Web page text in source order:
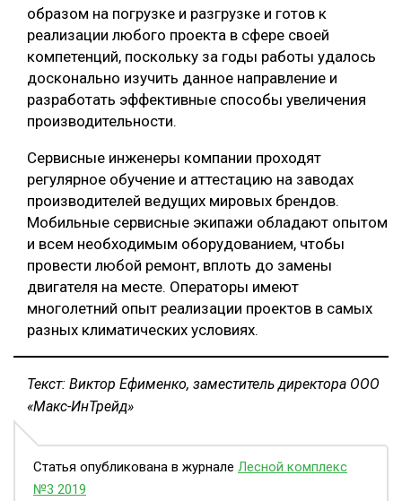
образом на погрузке и разгрузке и готов к
реализации любого проекта в сфере своей
компетенций, поскольку за годы работы удалось
досконально изучить данное направление и
разработать эффективные способы увеличения
производительности.
Сервисные инженеры компании проходят
регулярное обучение и аттестацию на заводах
производителей ведущих мировых брендов.
Мобильные сервисные экипажи обладают опытом
и всем необходимым оборудованием, чтобы
провести любой ремонт, вплоть до замены
двигателя на месте. Операторы имеют
многолетний опыт реализации проектов в самых
разных климатических условиях.
Текст: Виктор Ефименко, заместитель директора ООО
«Mакс-ИнТрейд»
Статья опубликована в журнале Лесной комплекс
№3 2019